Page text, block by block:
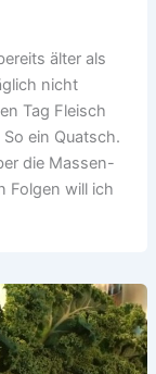
älter als
nicht
Tag Fleisch
ein Quatsch.
die Massen-
Folgen will ich